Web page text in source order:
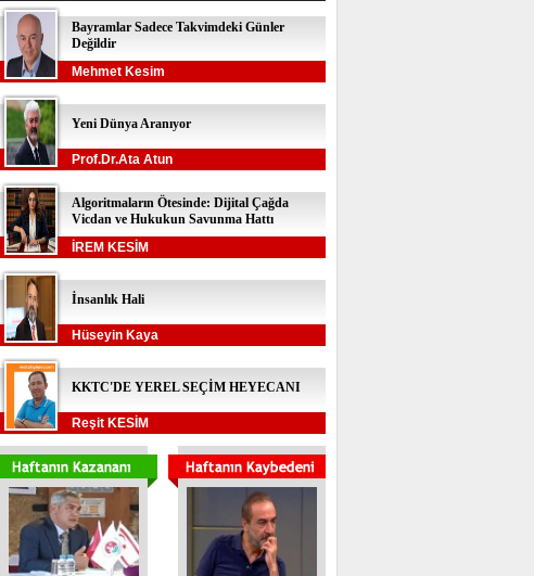
Bayramlar Sadece Takvimdeki Günler
Değildir
Mehmet Kesim
Yeni Dünya Aranıyor
Prof.Dr.Ata Atun
Algoritmaların Ötesinde: Dijital Çağda
Vicdan ve Hukukun Savunma Hattı
İREM KESİM
İnsanlık Hali
Hüseyin Kaya
KKTC'DE YEREL SEÇİM HEYECANI
Reşit KESİM